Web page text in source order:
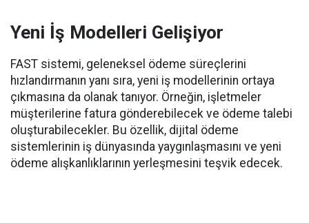
Yeni İş Modelleri Gelişiyor
FAST sistemi, geleneksel ödeme süreçlerini
hızlandırmanın yanı sıra, yeni iş modellerinin ortaya
çıkmasına da olanak tanıyor. Örneğin, işletmeler
müşterilerine fatura gönderebilecek ve ödeme talebi
oluşturabilecekler. Bu özellik, dijital ödeme
sistemlerinin iş dünyasında yaygınlaşmasını ve yeni
ödeme alışkanlıklarının yerleşmesini teşvik edecek.